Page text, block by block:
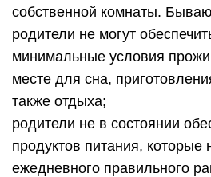
собственной комнаты.
родители не могут
минимальные условия
месте для сна,
также отдыха;
родители не в состоянии
продуктов питания,
ежедневного правильного